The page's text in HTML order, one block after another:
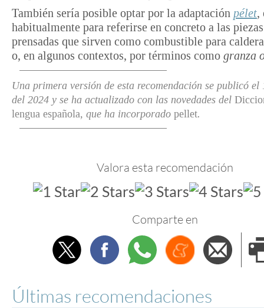
También sería posible optar por la adaptación pélet,
habitualmente para referirse en concreto a las
prensadas que sirven como combustible para
o, en algunos contextos, por términos como granza
Una primera versión de esta recomendación se publicó el
del 2024 y se ha actualizado con las novedades del
lengua española, que ha incorporado pellet.
Valora esta recomendación
Comparte en
TwitterFacebookWhatsappMenéame
Últimas recomendaciones